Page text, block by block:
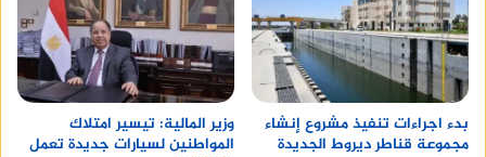
بدء اجراءات تنفيذ مشروع إنشاء
مجموعة قناطر ديروط الجديدة
وزير المالية: تيسير امتلاك
المواطنين لسيارات جديدة تعمل